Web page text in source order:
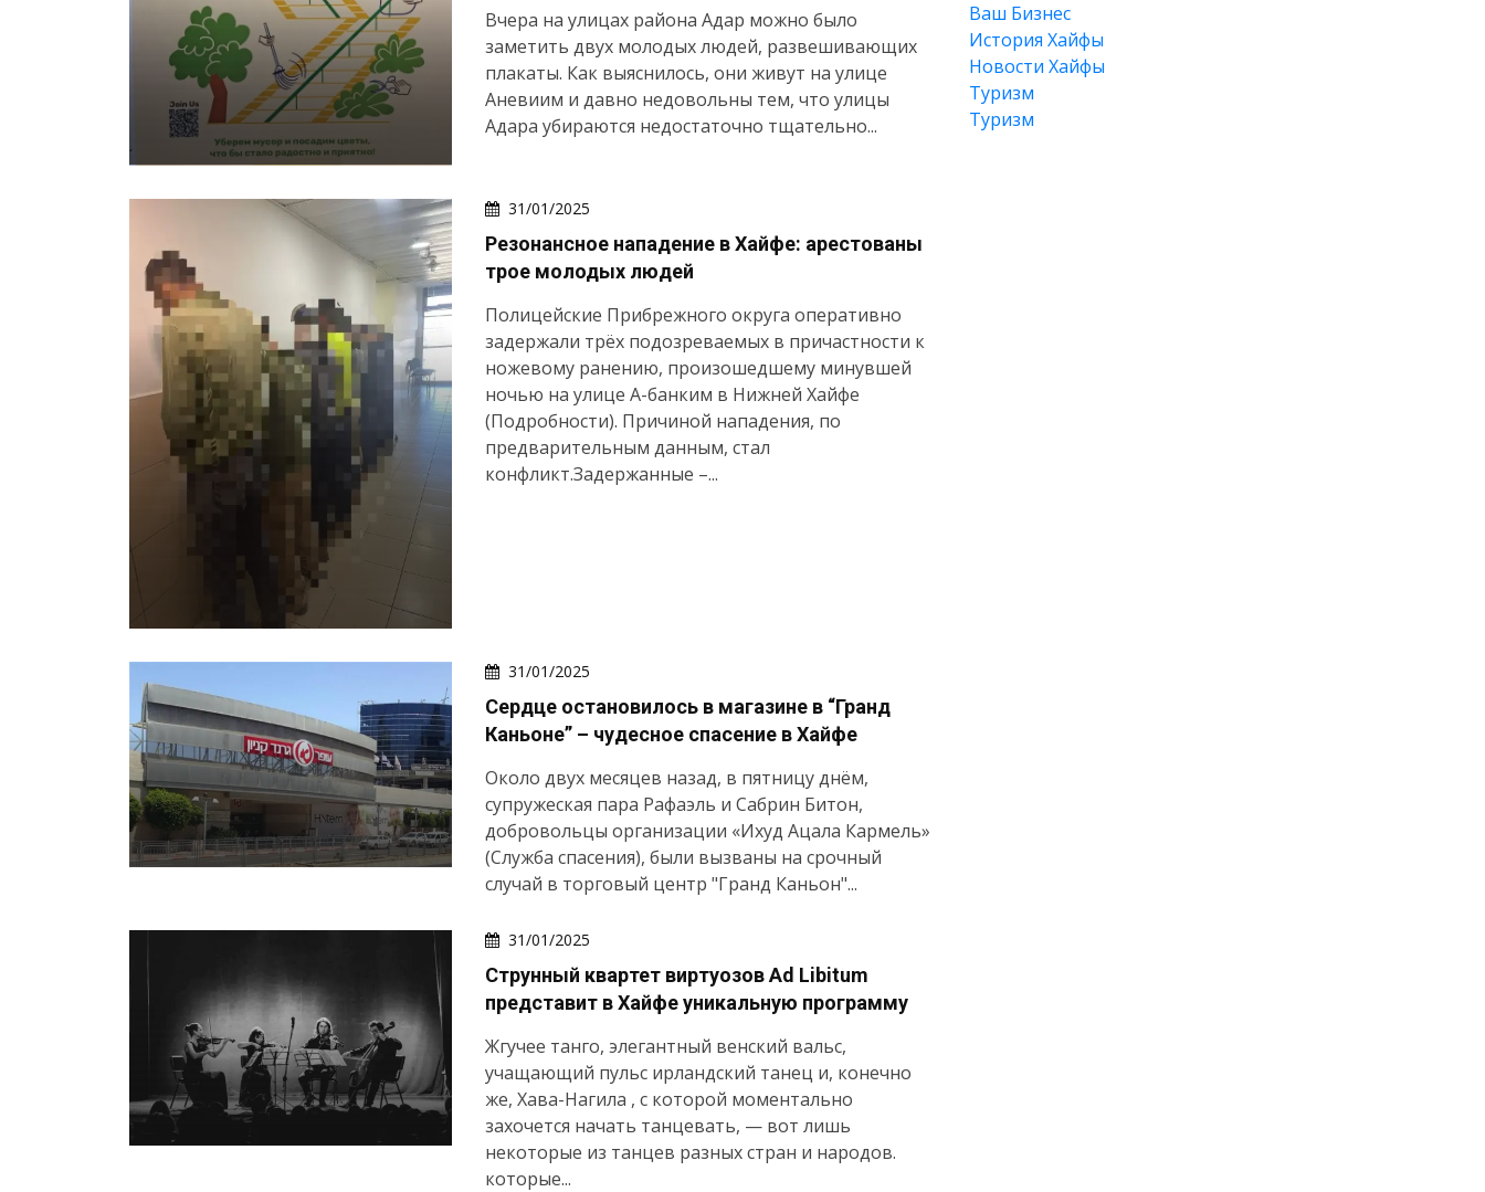
Вчера на улицах района Адар можно было
заметить двух молодых людей, развешивающих
плакаты. Как выяснилось, они живут на улице
Аневиим и давно недовольны тем, что улицы
Адара убираются недостаточно тщательно...
31/01/2025
Резонансное нападение в Хайфе: арестованы
трое молодых людей
Полицейские Прибрежного округа оперативно
задержали трёх подозреваемых в причастности к
ножевому ранению, произошедшему минувшей
ночью на улице А-банким в Нижней Хайфе
(Подробности). Причиной нападения, по
предварительным данным, стал
конфликт.Задержанные –...
31/01/2025
Сердце остановилось в магазине в “Гранд
Каньоне” – чудесное спасение в Хайфе
Около двух месяцев назад, в пятницу днём,
супружеская пара Рафаэль и Сабрин Битон,
добровольцы организации «Ихуд Ацала Кармель»
(Служба спасения), были вызваны на срочный
случай в торговый центр "Гранд Каньон"...
31/01/2025
Струнный квартет виртуозов Ad Libitum
представит в Хайфе уникальную программу
Жгучее танго, элегантный венский вальс,
учащающий пульс ирландский танец и, конечно
же, Хава-Нагила , с которой моментально
захочется начать танцевать, — вот лишь
некоторые из танцев разных стран и народов.
которые...
Ваш Бизнес
История Хайфы
Новости Хайфы
Туризм
Туризм